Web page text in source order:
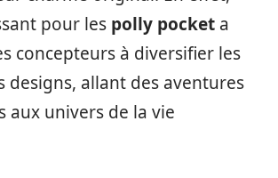
pour les polly pocket a
concepteurs à diversifier les
designs, allant des aventures
aux univers de la vie